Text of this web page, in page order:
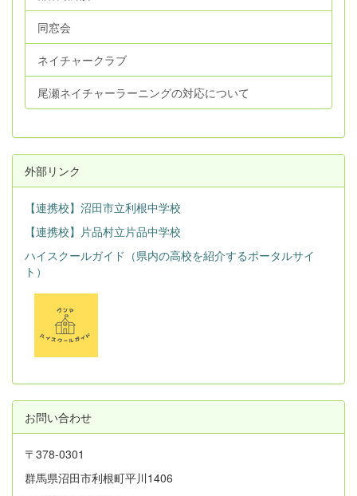
同窓会
ネイチャークラブ
尾瀬ネイチャーラーニングの対応について
外部リンク
【連携校】沼田市立利根中学校
【連携校】片品村立片品中学校
ハイスクールガイド（県内の高校を紹介するポータルサイ
ト）
お問い合わせ
〒378-0301
群馬県沼田市利根町平川1406